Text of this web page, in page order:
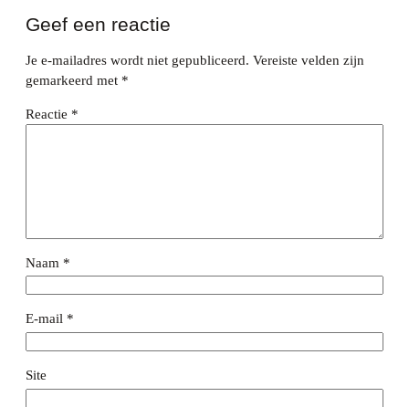
Geef een reactie
Je e-mailadres wordt niet gepubliceerd. Vereiste velden zijn
gemarkeerd met *
Reactie *
Naam *
E-mail *
Site